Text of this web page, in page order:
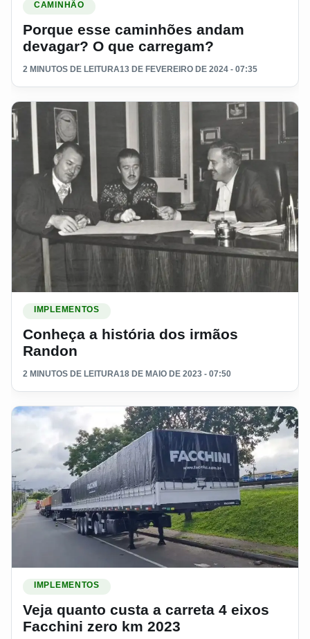
CAMINHÃO
Porque esse caminhões andam
devagar? O que carregam?
2 MINUTOS DE LEITURA13 DE FEVEREIRO DE 2024 - 07:35
IMPLEMENTOS
Conheça a história dos irmãos
Randon
2 MINUTOS DE LEITURA18 DE MAIO DE 2023 - 07:50
IMPLEMENTOS
Veja quanto custa a carreta 4 eixos
Facchini zero km 2023